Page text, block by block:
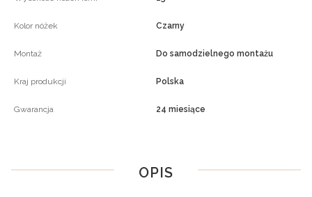
Kolor nóżek Czarny
Montaż Do samodzielnego montażu
Kraj produkcji Polska
Gwarancja 24 miesiące
OPIS